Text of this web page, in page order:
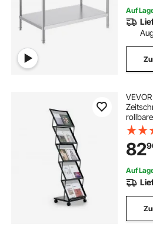
Auf
82
Auf